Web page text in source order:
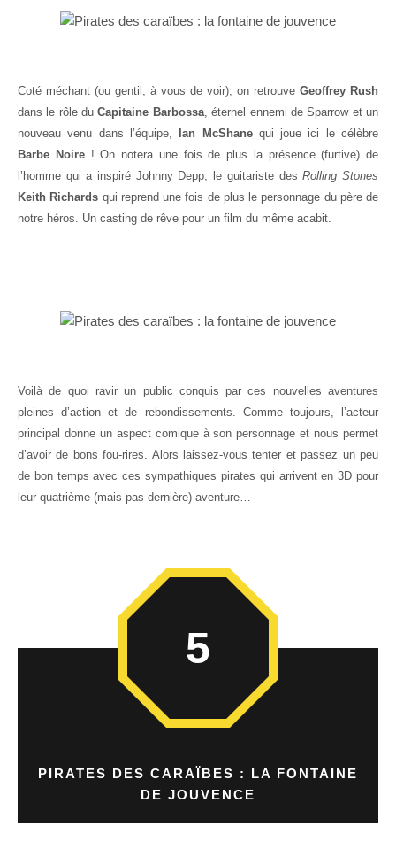
Coté méchant (ou gentil, à vous de voir), on retrouve Geoffrey Rush
dans le rôle duCapitaine Barbossa, éternel ennemi de Sparrow et un
nouveau venu dans l’équipe, Ian McShanequi joue ici le célèbre
Barbe Noire! On notera une fois de plus la présence (furtive) de
l’homme qui a inspiré Johnny Depp, le guitariste des Rolling Stones
Keith Richards qui reprend une fois de plus le personnage du père de
notre héros. Un casting de rêve pour un film du même acabit.
Voilà de quoi ravir un public conquis par ces nouvelles aventures
pleines d’action et de rebondissements. Comme toujours, l’acteur
principal donne un aspect comique à son personnage et nous permet
d’avoir de bons fou-rires. Alors laissez-vous tenter et passez un peu
de bon temps avec ces sympathiques pirates qui arrivent en 3D pour
leur quatrième (mais pas dernière) aventure…
PIRATES DES CARAÏBES : LA FONTAINE
DE JOUVENCE
5